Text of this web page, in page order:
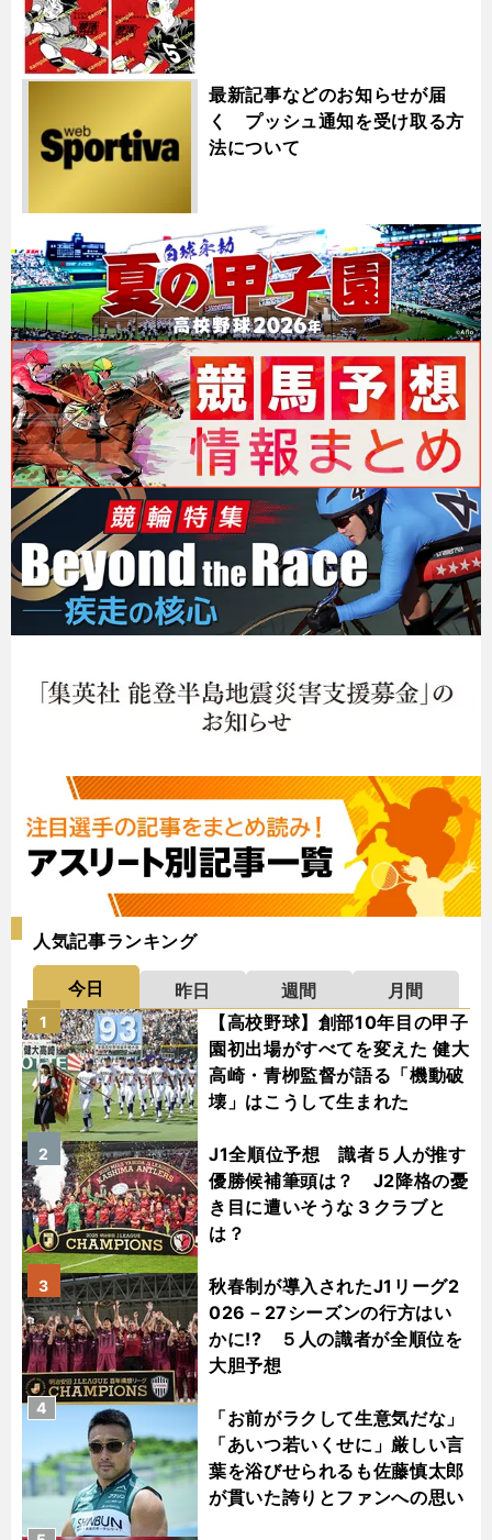
最新記事などのお知らせが届
く プッシュ通知を受け取る方
法について
人気記事ランキング
今日 昨日 週間
月間
【高校野球】創部10年目の甲子
園初出場がすべてを変えた 健大
高崎・青栁監督が語る「機動破
壊」はこうして生まれた
1
J1全順位予想 識者５人が推す
優勝候補筆頭は？ J2降格の憂
き目に遭いそうな３クラブと
は？
2
秋春制が導入されたJ1リーグ2
026－27シーズンの行方はい
かに!? ５人の識者が全順位を
大胆予想
3
「お前がラクして生意気だな」
「あいつ若いくせに」厳しい言
葉を浴びせられるも佐藤慎太郎
が貫いた誇りとファンへの思い
4